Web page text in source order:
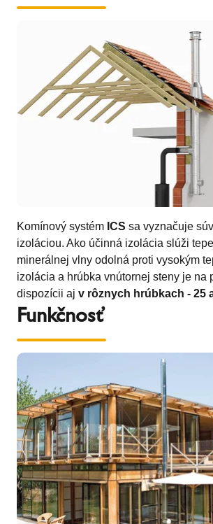
Komínový systém ICS sa vyznačuje
izoláciou. Ako účinná izolácia slúži
minerálnej vlny odolná proti vysokým
izolácia a hrúbka vnútornej steny je na
dispozícii aj v rôznych hrúbkach - 25
Funkčnosť